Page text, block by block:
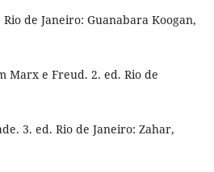
Rio de Janeiro: Guanabara Koogan,
Marx e Freud. 2. ed. Rio de
3. ed. Rio de Janeiro: Zahar,